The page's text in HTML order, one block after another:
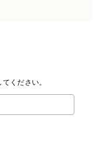
ください。